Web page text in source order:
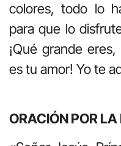
colores, todo lo
para que lo
¡Qué grande
es tu amor! Yo te
ORACIÓN POR LA